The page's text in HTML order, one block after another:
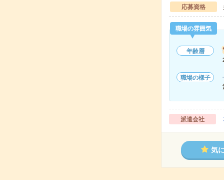
応募資格
職場の雰囲気
年齢層
職場の様子
派遣会社
気